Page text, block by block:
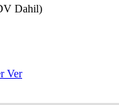
Dahil)
Ver